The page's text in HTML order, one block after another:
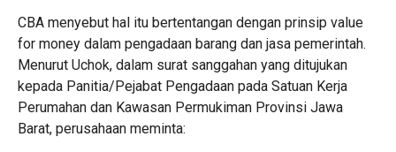
CBA menyebut hal itu bertentangan dengan prinsip value
for money dalam pengadaan barang dan jasa pemerintah.
Menurut Uchok, dalam surat sanggahan yang ditujukan
kepada Panitia/Pejabat Pengadaan pada Satuan Kerja
Perumahan dan Kawasan Permukiman Provinsi Jawa
Barat, perusahaan meminta: